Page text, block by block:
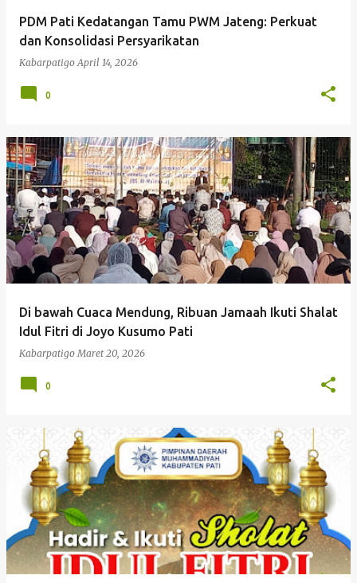
PDM Pati Kedatangan Tamu PWM Jateng: Perkuat
dan Konsolidasi Persyarikatan
Kabarpatigo April 14, 2026
0
Di bawah Cuaca Mendung, Ribuan Jamaah Ikuti Shalat
Idul Fitri di Joyo Kusumo Pati
Kabarpatigo Maret 20, 2026
0